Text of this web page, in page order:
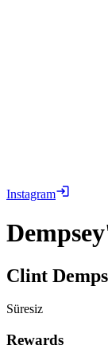
Instagram
Clint
Süresiz
Rewards